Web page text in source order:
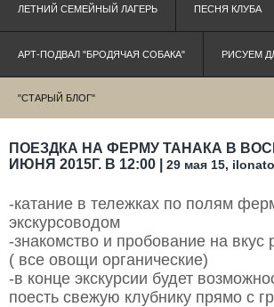
ЛЕТНИЙ СЕМЕЙНЫЙ ЛАГЕРЬ ПЕСНЯ КЛУБА
АРТ-ПОДВАЛ "БРОДЯЧАЯ СОБАКА" РИСУЕМ
"СТАРЫЙ БЛОГ"
ПОЕЗДКА НА ФЕРМУ ТАНАКА В
ИЮНЯ 2015Г. В 12:00 | 29 мая 15,
-катание в тележках по полям
экскурсоводом
-знакомство и пробование на
( все овощи органические)
-в конце экскурсии будет
поесть свежую клубнику прямо с